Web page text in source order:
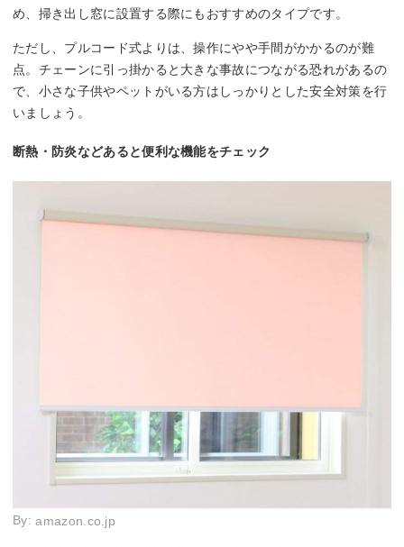
め、掃き出し窓に設置する際にもおすすめのタイプです。
ただし、プルコード式よりは、操作にやや手間がかかるのが難
点。チェーンに引っ掛かると大きな事故につながる恐れがあるの
で、小さな子供やペットがいる方はしっかりとした安全対策を行
いましょう。
断熱・防炎などあると便利な機能をチェック
By:amazon.co.jp